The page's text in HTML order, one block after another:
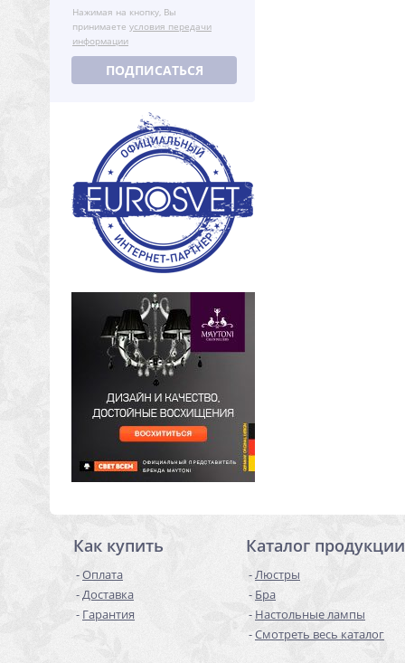
Нажимая на кнопку, Вы
принимаете условия передачи
информации
ПОДПИСАТЬСЯ
Как купить
Оплата
Доставка
Гарантия
Каталог продукции
Люстры
Бра
Настольные лампы
Смотреть весь каталог